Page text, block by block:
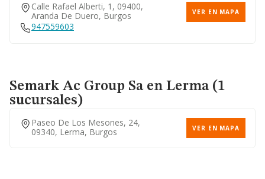
Calle Santo Domingo De
Silos, 1, 09005, Burgos,
Calle Doctor Jose Luis
Burgos, Burgos
947428376
Calle Rafael Alberti, 1, 09400,
Aranda De Duero, Burgos
VER EN MAPA
947559603
Semark Ac Group Saen Lerma (1
sucursales)
Paseo De Los Mesones, 24,
09340, Lerma, Burgos
VER EN MAPA